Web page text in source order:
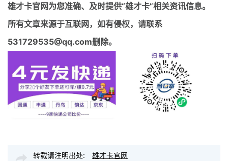
雄才卡官网为您准确、及时提供“雄才卡”相关资讯信息。
所有文章来源于互联网，如有侵权，请联系
531729535@qq.com删除。
转载请注明出处:
雄才卡官网